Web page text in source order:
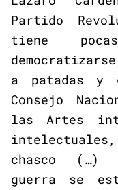
Partido
tiene
a patadas y
Consejo
las Artes
chasco (…)
guerra se